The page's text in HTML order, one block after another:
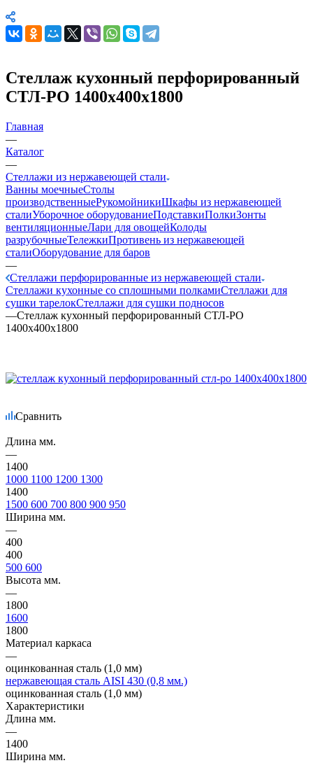
Стеллаж кухонный перфорированный
СТЛ-РО 1400х400х1800
Главная
—
Каталог
—
Стеллажи из нержавеющей стали
Ванны моечныеСтолы
производственныеРукомойникиШкафы из нержавеющей
сталиУборочное оборудованиеПодставкиПолкиЗонты
вентиляционныеЛари для овощейКолоды
разрубочныеТележкиПротивень из нержавеющей
сталиОборудование для баров
—
Стеллажи перфорированные из нержавеющей стали
Стеллажи кухонные со сплошными полкамиСтеллажи для
сушки тарелокСтеллажи для сушки подносов
—Стеллаж кухонный перфорированный СТЛ-РО
1400х400х1800
Сравнить
Длина мм.
—
1400
1000 1100 1200 1300
1400
1500 600 700 800 900 950
Ширина мм.
—
400
400
500 600
Высота мм.
—
1800
1600
1800
Материал каркаса
—
оцинкованная сталь (1,0 мм)
нержавеющая сталь AISI 430 (0,8 мм.)
оцинкованная сталь (1,0 мм)
Характеристики
Длина мм.
—
1400
Ширина мм.